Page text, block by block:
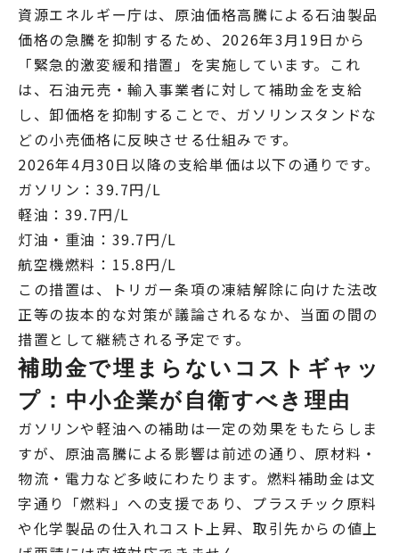
資源エネルギー庁は、原油価格高騰による石油製品
価格の急騰を抑制するため、2026年3月19日から
「緊急的激変緩和措置」を実施しています。これ
は、石油元売・輸入事業者に対して補助金を支給
し、卸価格を抑制することで、ガソリンスタンドな
どの小売価格に反映させる仕組みです。
2026年4月30日以降の支給単価は以下の通りです。
ガソリン：39.7円/L
軽油：39.7円/L
灯油・重油：39.7円/L
航空機燃料：15.8円/L
この措置は、トリガー条項の凍結解除に向けた法改
正等の抜本的な対策が議論されるなか、当面の間の
措置として継続される予定です。
補助金で埋まらないコストギャッ
プ：中小企業が自衛すべき理由
ガソリンや軽油への補助は一定の効果をもたらしま
すが、原油高騰による影響は前述の通り、原材料・
物流・電力など多岐にわたります。燃料補助金は文
字通り「燃料」への支援であり、プラスチック原料
や化学製品の仕入れコスト上昇、取引先からの値上